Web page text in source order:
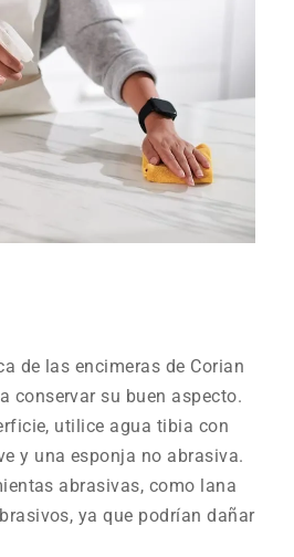
de las encimeras de Corian
conservar su buen aspecto.
utilice agua tibia con
y una esponja no abrasiva.
abrasivas, como lana
ya que podrían dañar